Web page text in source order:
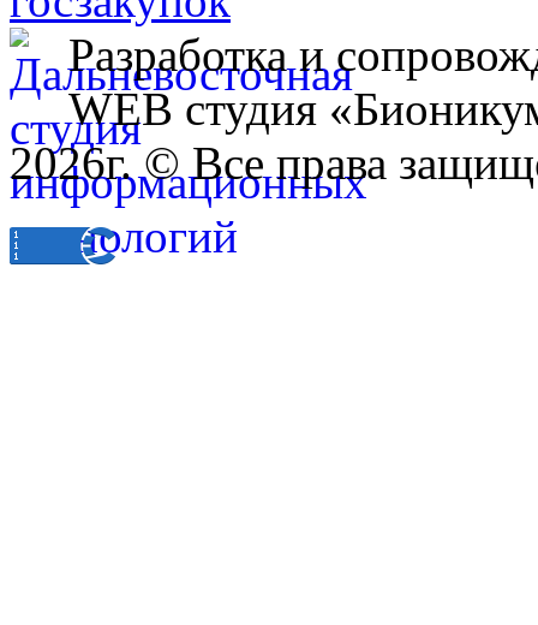
Разработка и
WEB студия
2026г. © Все права